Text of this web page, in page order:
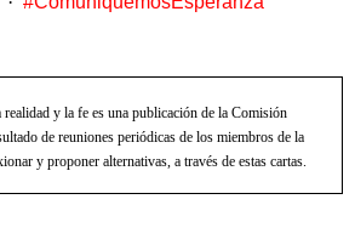
y la fe es una publicación de la Comisión
de reuniones periódicas de los miembros de la
y proponer alternativas, a través de estas cartas.